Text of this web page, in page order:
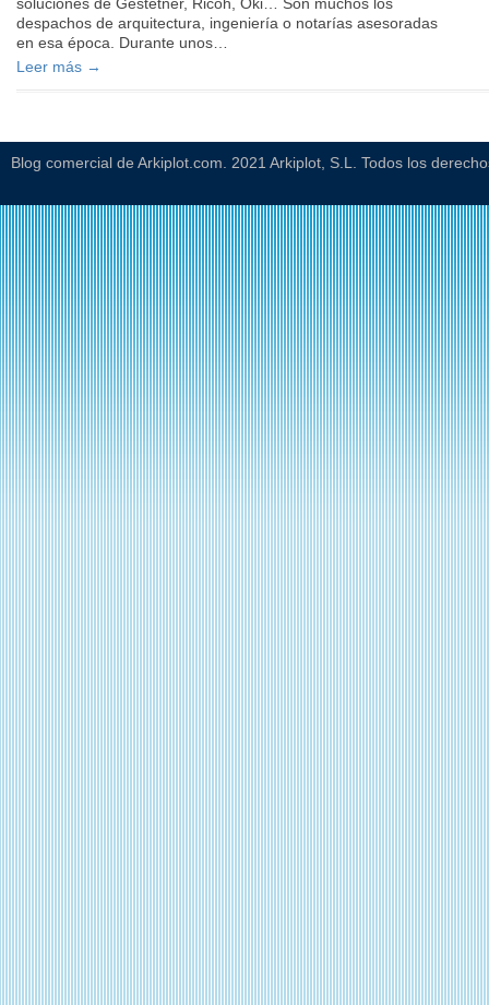
soluciones de Gestetner, Ricoh, Oki… Son muchos los
despachos de arquitectura, ingeniería o notarías asesoradas
en esa época. Durante unos…
Leer más →
Blog comercial de Arkiplot.com. 2021 Arkiplot, S.L. Todos los